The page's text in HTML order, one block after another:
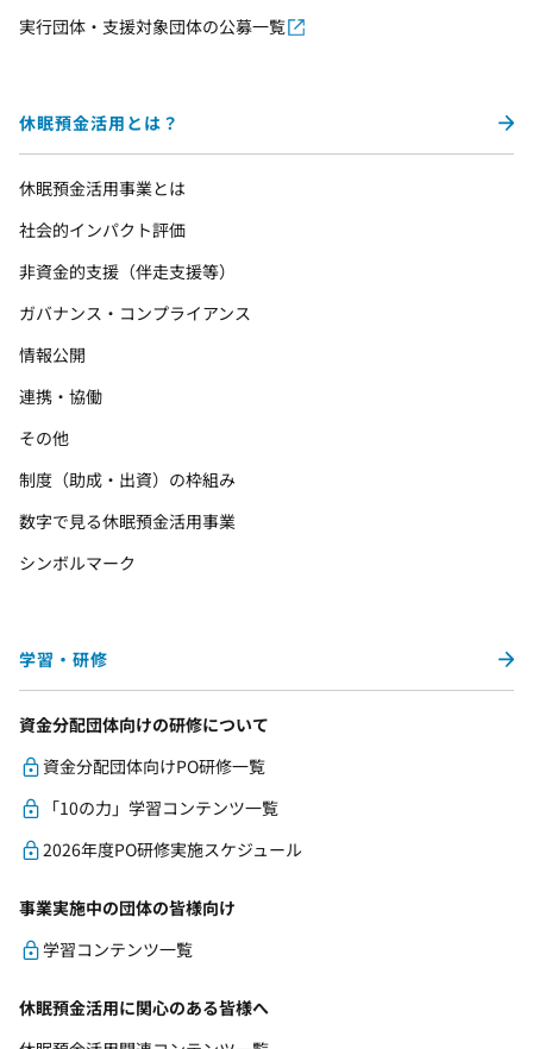
実行団体・支援対象団体の公募一覧
休眠預金活用とは？
休眠預金活用事業とは
社会的インパクト評価
非資金的支援（伴走支援等）
ガバナンス・コンプライアンス
情報公開
連携・協働
その他
制度（助成・出資）の枠組み
数字で見る休眠預金活用事業
シンボルマーク
学習・研修
資金分配団体向けの研修について
資金分配団体向けPO研修一覧
「10の力」学習コンテンツ一覧
2026年度PO研修実施スケジュール
事業実施中の団体の皆様向け
学習コンテンツ一覧
休眠預金活用に関心のある皆様へ